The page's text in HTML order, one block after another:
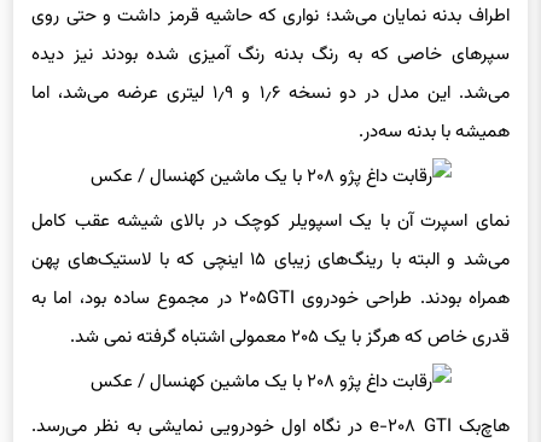
اطراف بدنه نمایان می‌شد؛ نواری که حاشیه قرمز داشت و حتی روی
سپرهای خاصی که به رنگ بدنه رنگ‌ آمیزی شده بودند نیز دیده
می‌شد. این مدل در دو نسخه ۱٫۶ و ۱٫۹ لیتری عرضه می‌شد، اما
همیشه با بدنه سه‌در.
نمای اسپرت آن با یک اسپویلر کوچک در بالای شیشه عقب کامل
می‌شد و البته با رینگ‌های زیبای ۱۵ اینچی که با لاستیک‌های پهن
همراه بودند. طراحی خودروی ۲۰۵GTI در مجموع ساده بود، اما به‌
قدری خاص که هرگز با یک ۲۰۵ معمولی اشتباه گرفته نمی‌ شد.
هاچ‌بک e-۲۰۸ GTI در نگاه اول خودرویی نمایشی به نظر می‌رسد.